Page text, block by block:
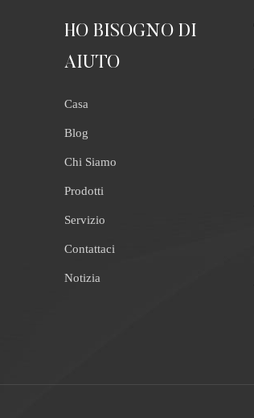
HO BISOGNO DI
AIUTO
Casa
Blog
Chi Siamo
Prodotti
Servizio
Contattaci
Notizia